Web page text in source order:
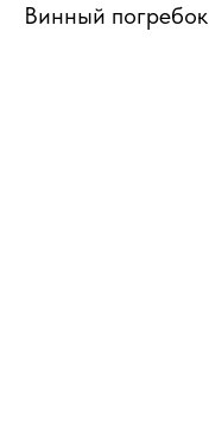
Винный погребок